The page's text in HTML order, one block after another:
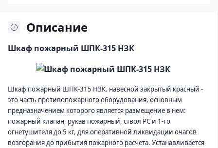
Описание
Шкаф пожарный ШПК-315 НЗК
Шкаф пожарный ШПК-315 НЗК. навесной закрытый красный -
это часть противопожарного оборудования, основным
предназначением которого является размещение в нем:
пожарный клапан, рукав пожарный, ствол РС и 1-го
огнетушителя до 5 кг, для оперативной ликвидации очагов
возгорания до прибытия пожарного расчета. Устанавливается